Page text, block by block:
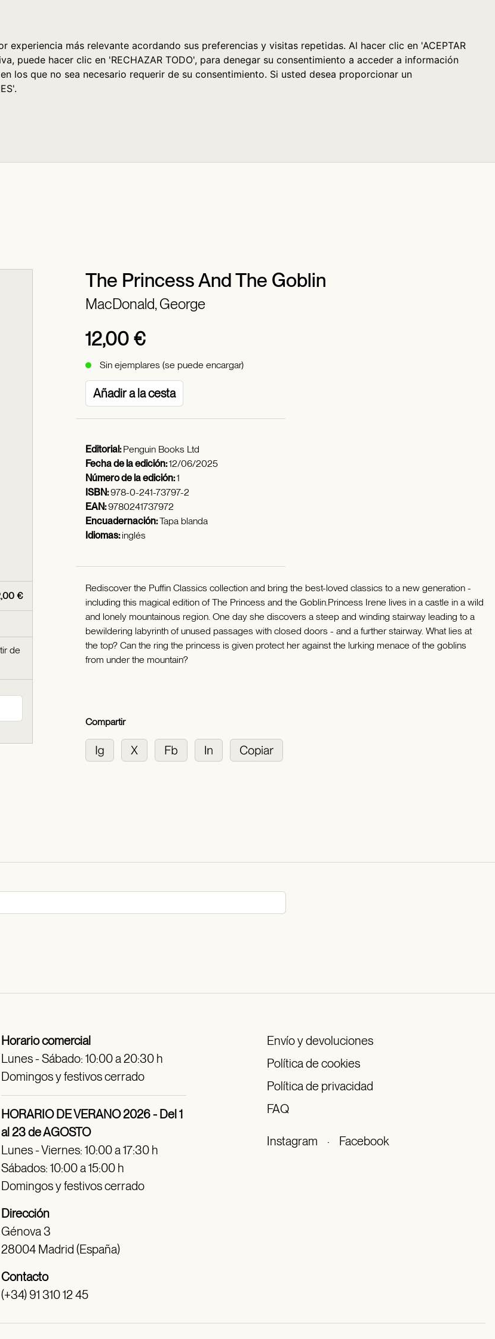
más relevante acordando sus preferencias y visitas repetidas. Al hacer clic en 'ACEPTAR
puede hacer clic en 'RECHAZAR TODO', para denegar su consentimiento a acceder a información
los que no sea necesario requerir de su consentimiento. Si usted desea proporcionar un
The Princess And The Goblin
MacDonald, George
12,00 €
Sin ejemplares (se puede encargar)
Añadir a la cesta
€
de
Editorial:Penguin Books Ltd
Fecha de la edición:12/06/2025
Número de la edición:1
ISBN:978-0-241-73797-2
EAN:9780241737972
Encuadernación:Tapa blanda
Idiomas:inglés
Rediscover the Puffin Classics collection and bring the best-loved classics to a new generation -
including this magical edition of The Princess and the Goblin.Princess Irene lives in a castle in a wild
and lonely mountainous region. One day she discovers a steep and winding stairway leading to a
bewildering labyrinth of unused passages with closed doors - and a further stairway. What lies at
the top? Can the ring the princess is given protect her against the lurking menace of the goblins
from under the mountain?
Compartir
Horario comercial
Lunes - Sábado: 10:00 a 20:30 h
Domingos y festivos cerrado
HORARIO DE VERANO 2026 - Del 1
al 23 de AGOSTO
Lunes - Viernes: 10:00 a 17:30 h
Sábados: 10:00 a 15:00 h
Domingos y festivos cerrado
Dirección
Génova 3
28004 Madrid (España)
Contacto
(+34) 91 310 12 45
Envío y devoluciones
Política de cookies
Política de privacidad
FAQ
Instagram · Facebook